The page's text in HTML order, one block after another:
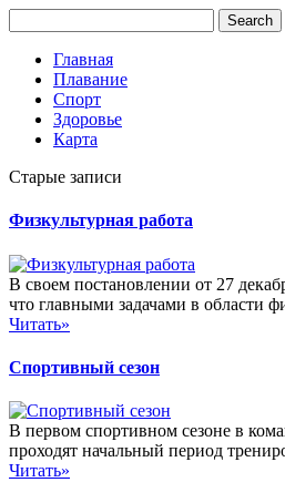
Главная
Плавание
Спорт
Здоровье
Карта
Старые записи
Физкультурная работа
В своем постановлении от 27
что главными задачами в области
Читать»
Спортивный сезон
В первом спортивном сезоне в
проходят начальный период
Читать»